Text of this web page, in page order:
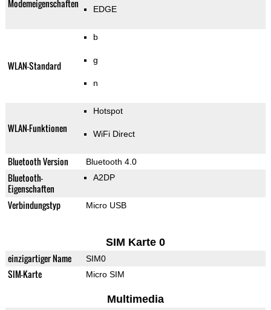
Modemeigenschaften EDGE
WLAN-Standard
b
g
n
WLAN-Funktionen
Hotspot
WiFi Direct
Bluetooth Version Bluetooth 4.0
Bluetooth-
Eigenschaften
A2DP
Verbindungstyp Micro USB
SIM Karte 0
einzigartiger Name SIM0
SIM-Karte Micro SIM
Multimedia